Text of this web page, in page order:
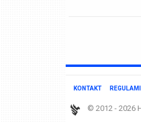
KONTAKT
© 2012 - 2026